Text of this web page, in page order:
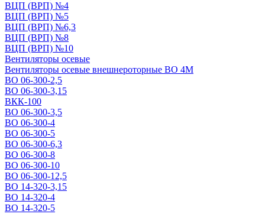
ВЦП (ВРП) №4
ВЦП (ВРП) №5
ВЦП (ВРП) №6,3
ВЦП (ВРП) №8
ВЦП (ВРП) №10
Вентиляторы осевые
Вентиляторы осевые внешнероторные ВО 4М
ВО 06-300-2,5
ВО 06-300-3,15
ВКК-100
ВО 06-300-3,5
ВО 06-300-4
ВО 06-300-5
ВО 06-300-6,3
ВО 06-300-8
ВО 06-300-10
ВО 06-300-12,5
ВО 14-320-3,15
ВО 14-320-4
ВО 14-320-5